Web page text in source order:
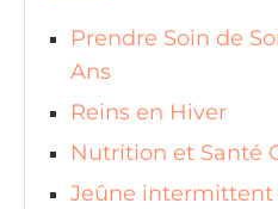
Prendre Soin de
Ans
Reins en Hiver
Nutrition et Santé
Jeûne intermittent